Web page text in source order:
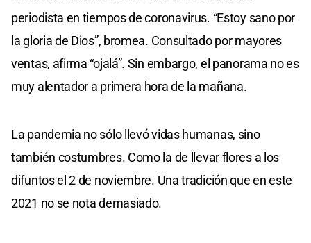
periodista en tiempos de coronavirus. “Estoy sano por
la gloria de Dios”, bromea. Consultado por mayores
ventas, afirma “ojalá”. Sin embargo, el panorama no es
muy alentador a primera hora de la mañana.
La pandemia no sólo llevó vidas humanas, sino
también costumbres. Como la de llevar flores a los
difuntos el 2 de noviembre. Una tradición que en este
2021 no se nota demasiado.